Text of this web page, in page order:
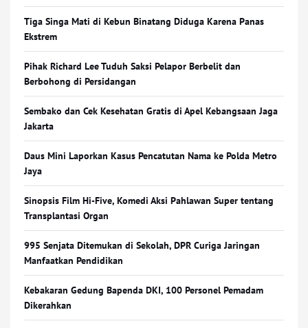
Tiga Singa Mati di Kebun Binatang Diduga Karena Panas
Ekstrem
Pihak Richard Lee Tuduh Saksi Pelapor Berbelit dan
Berbohong di Persidangan
Sembako dan Cek Kesehatan Gratis di Apel Kebangsaan Jaga
Jakarta
Daus Mini Laporkan Kasus Pencatutan Nama ke Polda Metro
Jaya
Sinopsis Film Hi-Five, Komedi Aksi Pahlawan Super tentang
Transplantasi Organ
995 Senjata Ditemukan di Sekolah, DPR Curiga Jaringan
Manfaatkan Pendidikan
Kebakaran Gedung Bapenda DKI, 100 Personel Pemadam
Dikerahkan